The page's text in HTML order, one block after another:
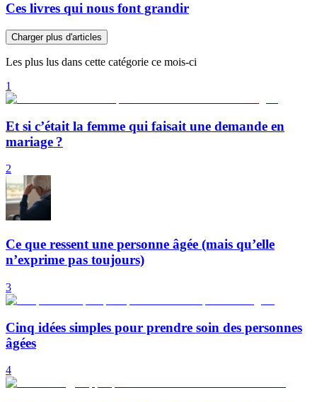
Ces livres qui nous font grandir
Charger plus d'articles
Les plus lus dans cette catégorie ce mois-ci
1
Et si c’était la femme qui faisait une demande en
mariage ?
2
Ce que ressent une personne âgée (mais qu’elle
n’exprime pas toujours)
3
Cinq idées simples pour prendre soin des personnes
âgées
4